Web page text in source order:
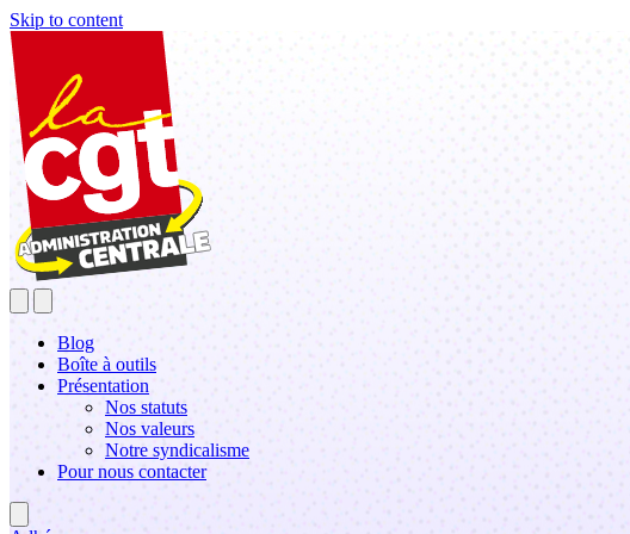
Skip to content
Blog
Boîte à outils
Présentation
Nos statuts
Nos valeurs
Notre syndicalisme
Pour nous contacter